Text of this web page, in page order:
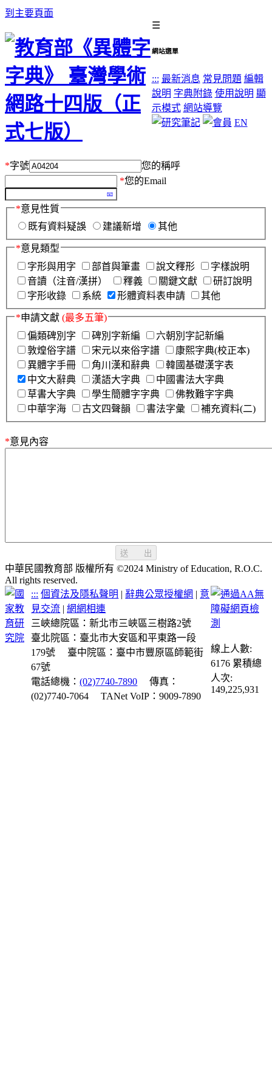
到主要頁面
☰
網站選單
::: 最新消息 常見問題 編輯
說明 字典附錄 使用說明 顯
示模式 網站導覽
EN
*字號
您的稱呼
*您的Email
*意見性質
既有資料疑誤
建議新增 其他
*意見類型
字形與用字
部首與筆畫 說文釋形
字樣說明
音讀（注音/漢拼）
釋義 關鍵文獻
研訂說明
字形收錄
系統 形體資料表申請 其他
*申請文獻 (最多五筆)
偏類碑別字
碑別字新編
六朝別字記新編
敦煌俗字譜
宋元以來俗字譜
康熙字典(校正本)
異體字手冊
角川漢和辭典
韓國基礎漢字表
中文大辭典
漢語大字典
中國書法大字典
草書大字典
學生簡體字字典
佛教難字字典
中華字海
古文四聲韻 書法字彙 補充資料(二)
*意見內容
送 出
中華民國教育部 版權所有 ©2024 Ministry of Education, R.O.C.
All rights reserved.
::: 個資法及隱私聲明 | 辭典公眾授權網 | 意
見交流 |網網相連
三峽總院區：新北市三峽區三樹路2號
臺北院區：臺北市大安區和平東路一段
179號
臺中院區：臺中市豐原區師範街
67號
電話總機：(02)7740-7890
傳真：
(02)7740-7064
TANet VoIP：9009-7890
線上人數:
6176 累積總
人次:
149,225,931